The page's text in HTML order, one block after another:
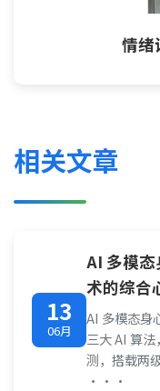
情绪
相关文章
13
06月
AI 多模
术的综合
AI 多模态身
三大 AI 算
测，搭载两
···